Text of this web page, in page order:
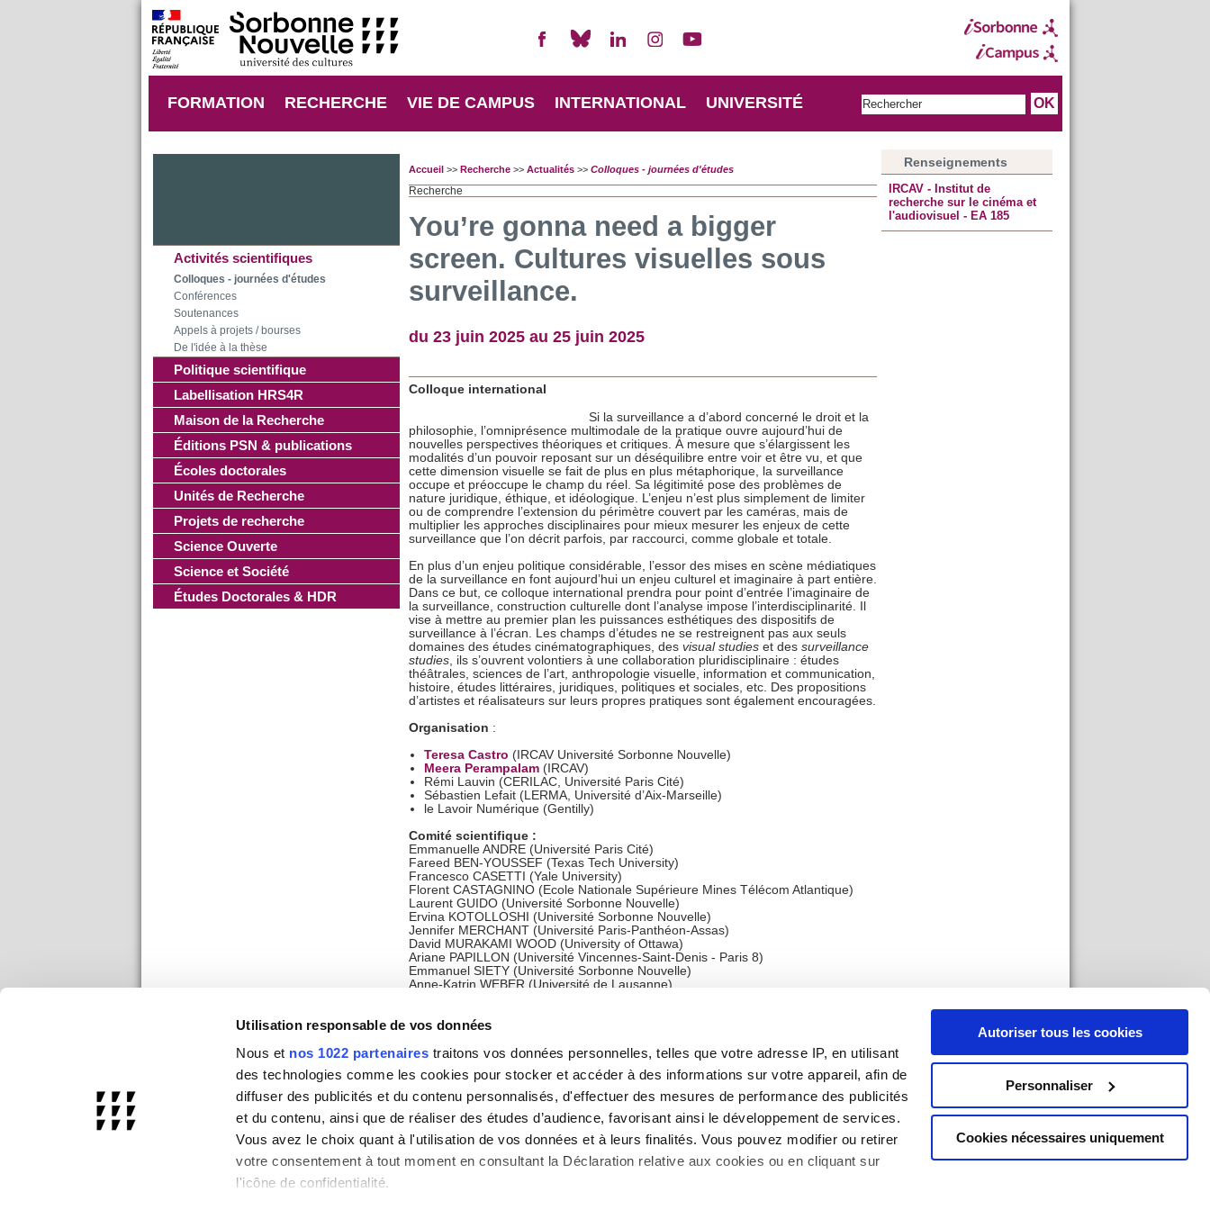
Utilisation responsable de vos données
Nous et nos 1022 partenaires traitons vos données personnelles, telles que votre adresse IP, en utilisant
des technologies comme les cookies pour stocker et accéder à des informations sur votre appareil, afin de
diffuser des publicités et du contenu personnalisés, d'effectuer des mesures de performance des publicités
et du contenu, ainsi que de réaliser des études d’audience, favorisant ainsi le développement de services.
Vous avez le choix quant à l'utilisation de vos données et à leurs finalités. Vous pouvez modifier ou retirer
votre consentement à tout moment en consultant la Déclaration relative aux cookies ou en cliquant sur
l'icône de confidentialité.
Autoriser tous les cookies
Personnaliser
Cookies nécessaires uniquement
FORMATION RECHERCHE VIE DE CAMPUS INTERNATIONAL UNIVERSITÉ
Activités scientifiques
Colloques - journées d'études
Conférences
Soutenances
Appels à projets / bourses
De l'idée à la thèse
Politique scientifique
Labellisation HRS4R
Maison de la Recherche
Éditions PSN & publications
Écoles doctorales
Unités de Recherche
Projets de recherche
Science Ouverte
Science et Société
Études Doctorales & HDR
Accueil>> Recherche>> Actualités>> Colloques - journées d'études
Recherche
You’re gonna need a bigger
screen. Cultures visuelles sous
surveillance.
du 23 juin 2025 au 25 juin 2025
Colloque international
Si la surveillance a d’abord concerné le droit et la
philosophie, l’omniprésence multimodale de la pratique ouvre aujourd’hui de
nouvelles perspectives théoriques et critiques. À mesure que s’élargissent les
modalités d’un pouvoir reposant sur un déséquilibre entre voir et être vu, et que
cette dimension visuelle se fait de plus en plus métaphorique, la surveillance
occupe et préoccupe le champ du réel. Sa légitimité pose des problèmes de
nature juridique, éthique, et idéologique. L’enjeu n’est plus simplement de limiter
ou de comprendre l’extension du périmètre couvert par les caméras, mais de
multiplier les approches disciplinaires pour mieux mesurer les enjeux de cette
surveillance que l’on décrit parfois, par raccourci, comme globale et totale.
En plus d’un enjeu politique considérable, l’essor des mises en scène médiatiques
de la surveillance en font aujourd’hui un enjeu culturel et imaginaire à part entière.
Dans ce but, ce colloque international prendra pour point d’entrée l’imaginaire de
la surveillance, construction culturelle dont l’analyse impose l’interdisciplinarité. Il
vise à mettre au premier plan les puissances esthétiques des dispositifs de
surveillance à l’écran. Les champs d’études ne se restreignent pas aux seuls
domaines des études cinématographiques, des visual studieset des surveillance
studies, ils s’ouvrent volontiers à une collaboration pluridisciplinaire : études
théâtrales, sciences de l’art, anthropologie visuelle, information et communication,
histoire, études littéraires, juridiques, politiques et sociales, etc. Des propositions
d’artistes et réalisateurs sur leurs propres pratiques sont également encouragées.
Organisation :
Teresa Castro (IRCAV Université Sorbonne Nouvelle)
Meera Perampalam(IRCAV)
Rémi Lauvin (CERILAC, Université Paris Cité)
Sébastien Lefait (LERMA, Université d’Aix-Marseille)
le Lavoir Numérique (Gentilly)
Comité scientifique :
Emmanuelle ANDRE (Université Paris Cité)
Fareed BEN-YOUSSEF (Texas Tech University)
Francesco CASETTI (Yale University)
Florent CASTAGNINO (Ecole Nationale Supérieure Mines Télécom Atlantique)
Laurent GUIDO (Université Sorbonne Nouvelle)
Ervina KOTOLLOSHI (Université Sorbonne Nouvelle)
Jennifer MERCHANT (Université Paris-Panthéon-Assas)
David MURAKAMI WOOD (University of Ottawa)
Ariane PAPILLON (Université Vincennes-Saint-Denis - Paris 8)
Emmanuel SIETY (Université Sorbonne Nouvelle)
Anne-Katrin WEBER (Université de Lausanne)
Téléchargez l'appel à communication
Type :
Colloque / Journée d'étude, SAPS - Science
Lieu(x) :
Maison de la Recherche - 4 rue des Irlandais -
75005 PARIS
et Lavoir Numérique, Gentilly
Renseignements
IRCAV - Institut de
recherche sur le cinéma et
l'audiovisuel - EA 185